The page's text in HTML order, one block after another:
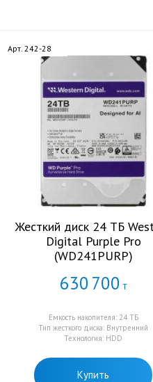
Арт. 242-28
Жесткий диск 24 ТБ
Digital Purple Pro
(WD241PURP)
630 700 Т
Емкость накопителя: 24 ТБ
Тип жесткого диска: Внутренний
Технология: HDD
Купить